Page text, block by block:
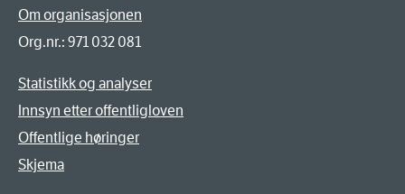
Om organisasjonen
Org.nr.: 971 032 081
Statistikk og analyser
Innsyn etter offentligloven
Offentlige høringer
Skjema